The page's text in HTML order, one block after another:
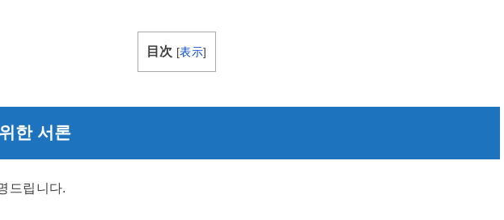
目次 [表示]
한 서론
드립니다.